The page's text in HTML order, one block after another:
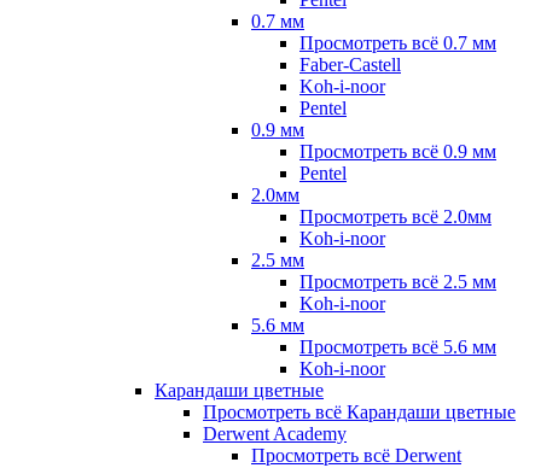
0.7 мм
Просмотреть всё 0.7 мм
Faber-Castell
Koh-i-noor
Pentel
0.9 мм
Просмотреть всё 0.9 мм
Pentel
2.0мм
Просмотреть всё 2.0мм
Koh-i-noor
2.5 мм
Просмотреть всё 2.5 мм
Koh-i-noor
5.6 мм
Просмотреть всё 5.6 мм
Koh-i-noor
Карандаши цветные
Просмотреть всё Карандаши цветные
Derwent Academy
Просмотреть всё Derwent